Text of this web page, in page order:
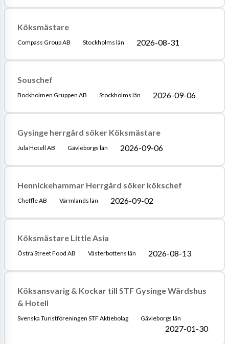
Köksmästare
Compass Group AB Stockholms län 2026-08-31
Souschef
Bockholmen Gruppen AB Stockholms län 2026-09-06
Gysinge herrgård söker Köksmästare
Jula Hotell AB Gävleborgs län 2026-09-06
Hennickehammar Herrgård söker kökschef
Cheffle AB Värmlands län 2026-09-02
Köksmästare Little Asia
Östra Street Food AB Västerbottens län 2026-08-13
Köksansvarig & Kockar till STF Gysinge Wärdshus
& Hotell
Svenska Turistföreningen STF Aktiebolag Gävleborgs län
2027-01-30